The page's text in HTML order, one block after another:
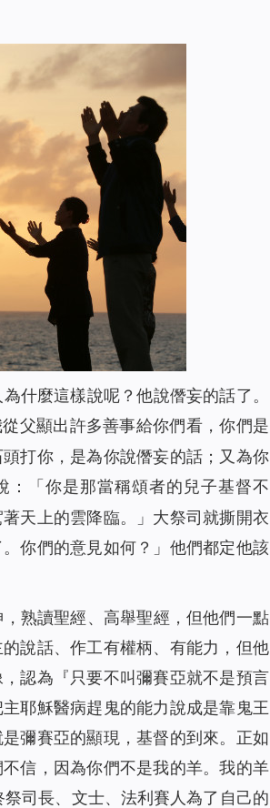
什麼這樣說呢？他說僭妄的話了。
父顯出許多善事給你們看，你們是
打你，是為你說僭妄的話；又為你
：「你是那當稱頌者的兒子基督不
天上的雲降臨。」 大祭司就撕開衣
你們的意見如何？」他們都定他該
熟讀聖經、高舉聖經，但他們一點
說話、作工有權柄、有能力，但他
認為『只要不叫彌賽亞就不是預言
耶穌醫病趕鬼的能力說成是靠鬼王
彌賽亞的顯現，基督的到來。正如
信，因為你們不是我的羊。我的羊
祭司長、文士、法利賽人為了自己的